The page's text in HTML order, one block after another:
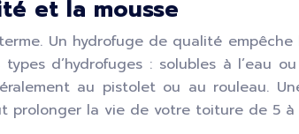
et la mousse
Un hydrofuge de qualité empêche
d’hydrofuges : solubles à l’eau
au pistolet ou au rouleau.
prolonger la vie de votre toiture de 5 à